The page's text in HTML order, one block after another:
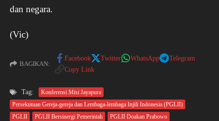
dan negara.
(Vic)
BAGIKAN:
Facebook Twitter WhatsApp
Telegram
Copy Link
Tag:
Konferensi Misi Jayapura
Persekutuan Gereja-gereja dan Lembaga-lembaga Injili Indonesia (PGLII)
PGLII
PGLII Bersinergi Pemerintah
PGLII Doakan Prabowo